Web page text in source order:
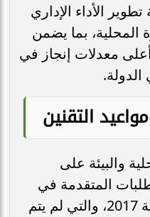
الأداء الإداري
المحلية، بما يضمن
معدلات إنجاز في
التقنين
والبيئة على
المتقدمة في
إطار القانون رقم 144 لسنة 2017، والتي لم يتم